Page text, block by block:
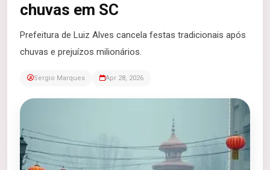
chuvas em SC
Prefeitura de Luiz Alves cancela festas tradicionais após
chuvas e prejuízos milionários.
Sergio Marques Apr 28, 2026